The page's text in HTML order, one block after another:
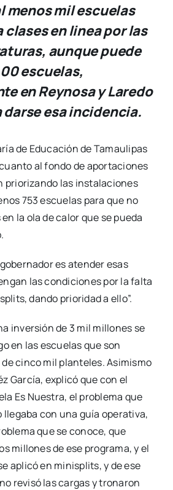
menos mil escuelas
clases en linea por las
aunque puede
escuelas,
en Reynosa y Laredo
darse esa incidencia.
de Educación de Tamaulipas
al fondo de aportaciones
priorizando las instalaciones
753 escuelas para que no
la ola de calor que se pueda
es atender esas
las condiciones por la falta
dando prioridad a ello”.
inversión de 3 mil millones se
en las escuelas que son
cinco mil planteles. Asimismo
García, explicó que con el
Es Nuestra, el problema que
llegaba con una guía operativa,
que se conoce, que
millones de ese programa, y el
aplicó en minisplits, y de ese
revisó las cargas y tronaron